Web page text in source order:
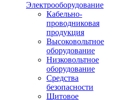
Электрооборудование
Кабельно-
проводниковая
продукция
Высоковольтное
оборудование
Низковольтное
оборудование
Средства
безопасности
Щитовое